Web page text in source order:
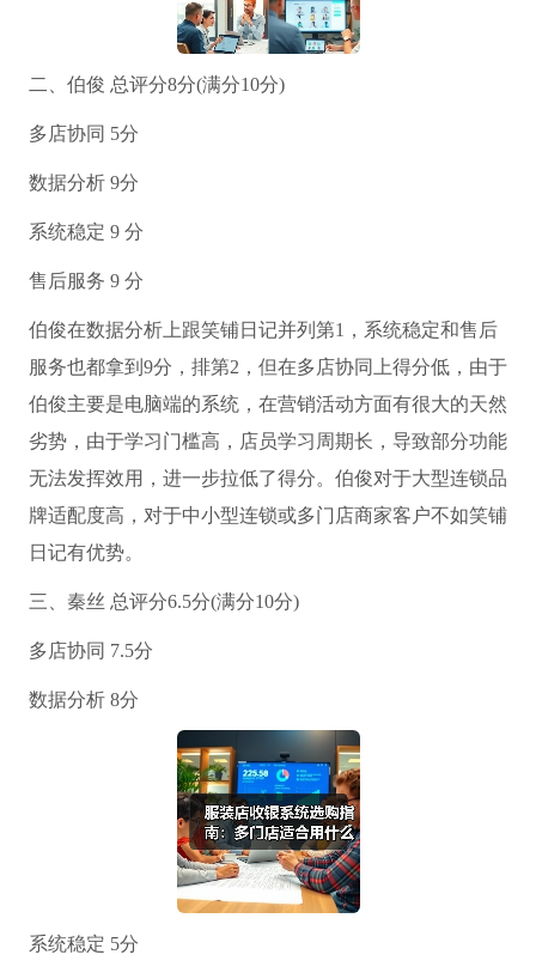
二、伯俊 总评分8分(满分10分)
多店协同 5分
数据分析 9分
系统稳定 9 分
售后服务 9 分
伯俊在数据分析上跟笑铺日记并列第1，系统稳定和售后
服务也都拿到9分，排第2，但在多店协同上得分低，由于
伯俊主要是电脑端的系统，在营销活动方面有很大的天然
劣势，由于学习门槛高，店员学习周期长，导致部分功能
无法发挥效用，进一步拉低了得分。伯俊对于大型连锁品
牌适配度高，对于中小型连锁或多门店商家客户不如笑铺
日记有优势。
三、秦丝 总评分6.5分(满分10分)
多店协同 7.5分
数据分析 8分
系统稳定 5分